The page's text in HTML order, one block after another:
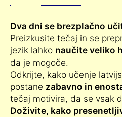
Dva dni se brezplačno
Preizkusite tečaj in se
jezik lahko naučite veliko
da je mogoče.
Odkrijte, kako učenje
postane zabavno in
tečaj motivira, da se vsak
Doživite, kako